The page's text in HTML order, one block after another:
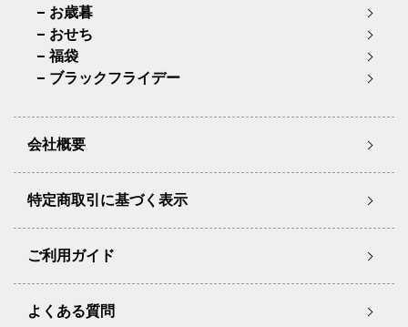
お歳暮
おせち
福袋
ブラックフライデー
会社概要
特定商取引に基づく表示
ご利用ガイド
よくある質問